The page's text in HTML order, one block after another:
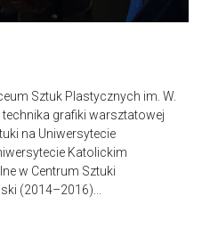
Sztuk Plastycznych im. W.
grafiki warsztatowej
na Uniwersytecie
Katolickim
w Centrum Sztuki
(2014–2016)...